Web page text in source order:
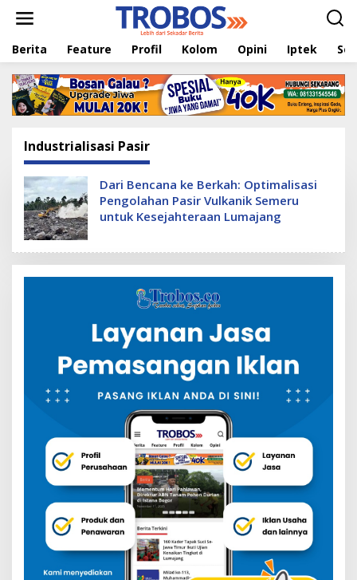
t
Berita Feature Profil Kolom Opini Iptek
Industrialisasi Pasir
Dari Bencana ke Berkah: Optimalisasi
Pengolahan Pasir Vulkanik Semeru
untuk Kesejahteraan Lumajang